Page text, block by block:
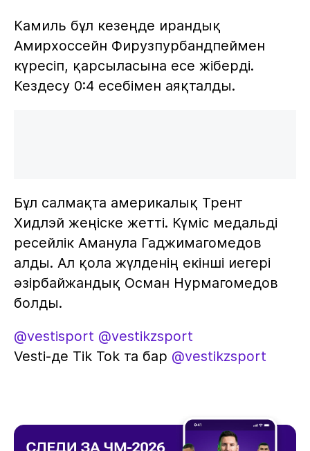
Камиль бұл кезеңде ирандық
Амирхоссейн Фирузпурбандпеймен
күресіп, қарсыласына есе жіберді.
Кездесу 0:4 есебімен аяқталды.
Бұл салмақта америкалық Трент
Хидлэй жеңіске жетті. Күміс медальді
ресейлік Аманула Гаджимагомедов
алды. Ал қола жүлденің екінші иегері
әзірбайжандық Осман Нурмагомедов
болды.
@vestisport @vestikzsport
Vesti-де Tik Tok та бар @vestikzsport